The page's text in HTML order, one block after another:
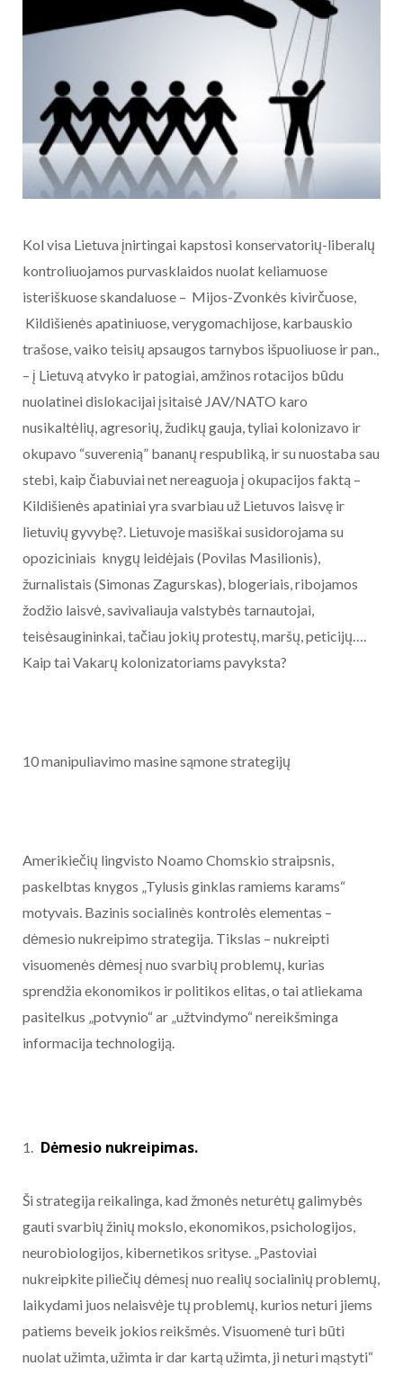
Kol visa Lietuva įnirtingai kapstosi konservatorių-liberalų
kontroliuojamos purvasklaidos nuolat keliamuose
isteriškuose skandaluose – Mijos-Zvonkės kivirčuose,
Kildišienės apatiniuose, verygomachijose, karbauskio
trašose, vaiko teisių apsaugos tarnybos išpuoliuose ir pan.,
– į Lietuvą atvyko ir patogiai, amžinos rotacijos būdu
nuolatinei dislokacijai įsitaisė JAV/NATO karo
nusikaltėlių, agresorių, žudikų gauja, tyliai kolonizavo ir
okupavo “suverenią” bananų respubliką, ir su nuostaba sau
stebi, kaip čiabuviai net nereaguoja į okupacijos faktą –
Kildišienės apatiniai yra svarbiau už Lietuvos laisvę ir
lietuvių gyvybę?. Lietuvoje masiškai susidorojama su
opoziciniais knygų leidėjais (Povilas Masilionis),
žurnalistais (Simonas Zagurskas), blogeriais, ribojamos
žodžio laisvė, savivaliauja valstybės tarnautojai,
teisėsaugininkai, tačiau jokių protestų, maršų, peticijų….
Kaip tai Vakarų kolonizatoriams pavyksta?
10 manipuliavimo masine sąmone strategijų
Amerikiečių lingvisto Noamo Chomskio straipsnis,
paskelbtas knygos „Tylusis ginklas ramiems karams“
motyvais. Bazinis socialinės kontrolės elementas –
dėmesio nukreipimo strategija. Tikslas – nukreipti
visuomenės dėmesį nuo svarbių problemų, kurias
sprendžia ekonomikos ir politikos elitas, o tai atliekama
pasitelkus „potvynio“ ar „užtvindymo“ nereikšminga
informacija technologiją.
Dėmesio nukreipimas.
Ši strategija reikalinga, kad žmonės neturėtų galimybės
gauti svarbių žinių mokslo, ekonomikos, psichologijos,
neurobiologijos, kibernetikos srityse. „Pastoviai
nukreipkite piliečių dėmesį nuo realių socialinių problemų,
laikydami juos nelaisvėje tų problemų, kurios neturi jiems
patiems beveik jokios reikšmės. Visuomenė turi būti
nuolat užimta, užimta ir dar kartą užimta, ji neturi mąstyti“